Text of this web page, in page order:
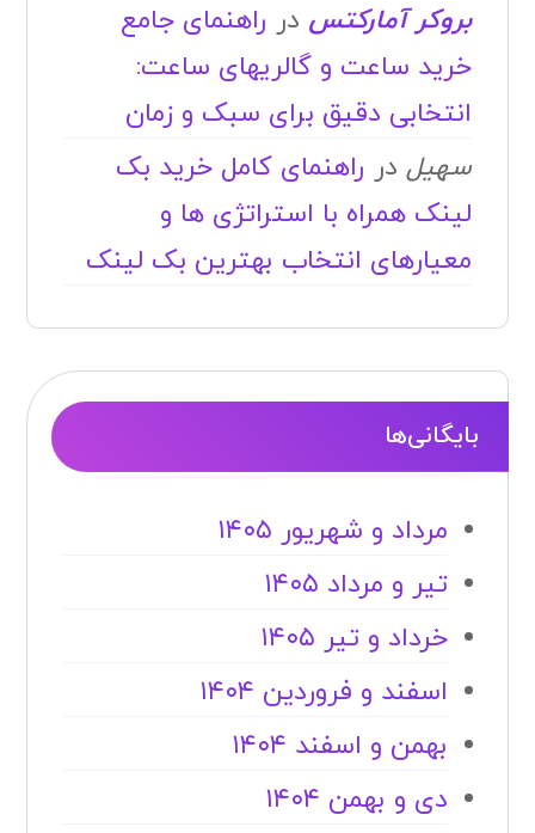
بروکر آمارکتس در راهنمای جامع
خرید ساعت و گالریهای ساعت:
انتخابی دقیق برای سبک و زمان
سهیل در راهنمای کامل خرید بک
لینک همراه با استراتژی ها و
معیارهای انتخاب بهترین بک لینک
بایگانی‌ها
مرداد و شهریور ۱۴۰۵
تیر و مرداد ۱۴۰۵
خرداد و تیر ۱۴۰۵
اسفند و فروردین ۱۴۰۴
بهمن و اسفند ۱۴۰۴
دی و بهمن ۱۴۰۴